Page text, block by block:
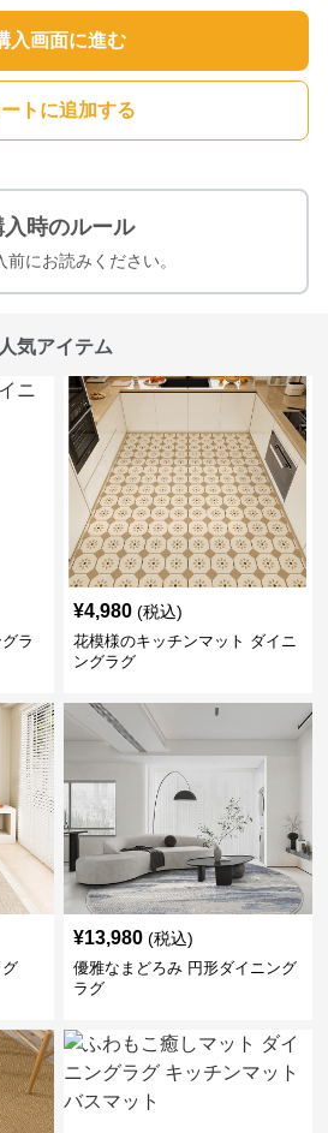
入画面に進む
トに追加する
入時のルール
前にお読みください。
気アイテム
ラ
¥4,980 (税込)
花模様のキッチンマット ダイニ
ングラグ
¥13,980 (税込)
優雅なまどろみ 円形ダイニング
ラグ